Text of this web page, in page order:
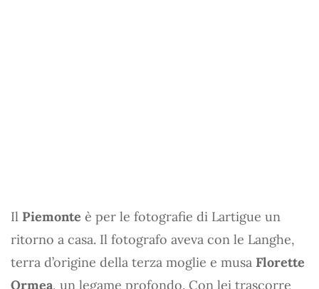
Il Piemonte è per le fotografie di Lartigue un
ritorno a casa. Il fotografo aveva con le Langhe,
terra d’origine della terza moglie e musa Florette
Ormea, un legame profondo. Con lei trascorre